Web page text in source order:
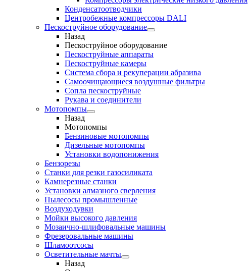
Конденсатоотводчики
Центробежные компрессоры DALI
Пескоструйное оборудование
Назад
Пескоструйное оборудование
Пескоструйные аппараты
Пескоструйные камеры
Система сбора и рекуперации абразива
Самоочищающиеся воздушные фильтры
Сопла пескоструйные
Рукава и соединители
Мотопомпы
Назад
Мотопомпы
Бензиновые мотопомпы
Дизельные мотопомпы
Установки водопонижения
Бензорезы
Станки для резки газосиликата
Камнерезные станки
Установки алмазного сверления
Пылесосы промышленные
Воздуходувки
Мойки высокого давления
Мозаично-шлифовальные машины
Фрезеровальные машины
Шламоотсосы
Осветительные мачты
Назад